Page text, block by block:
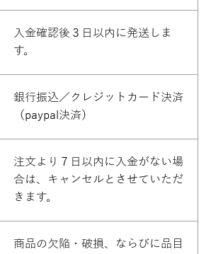
入金確認後３日以内に発送しま
す。
銀行振込／クレジットカード決済
（paypal決済）
注文より７日以内に入金がない場
合は、キャンセルとさせていただ
きます。
商品の欠陥・破損、ならびに品目